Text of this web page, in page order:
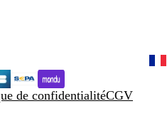
de confidentialitéCGV